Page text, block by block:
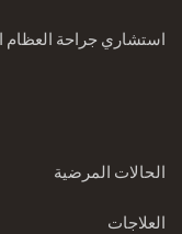
استشاري جراحة العظام
الحالات المرضية
العلاجات